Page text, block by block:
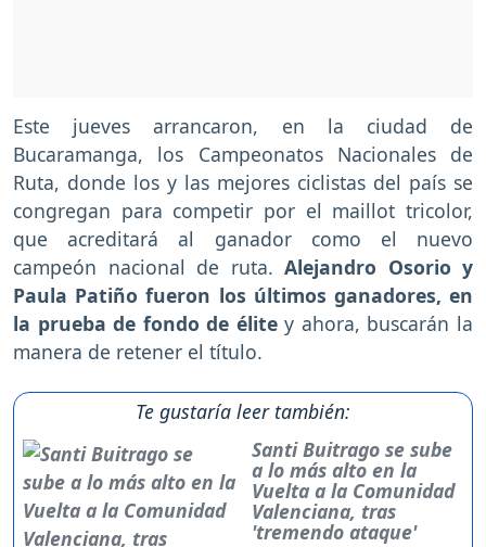
Este jueves arrancaron, en la ciudad de
Bucaramanga, los Campeonatos Nacionales de
Ruta, donde los y las mejores ciclistas del país se
congregan para competir por el maillot tricolor,
que acreditará al ganador como el nuevo
campeón nacional de ruta. Alejandro Osorio y
Paula Patiño fueron los últimos ganadores, en
la prueba de fondo de élitey ahora, buscarán la
manera de retener el título.
Te gustaría leer también:
Santi Buitrago se sube
a lo más alto en la
Vuelta a la Comunidad
Valenciana, tras
'tremendo ataque'